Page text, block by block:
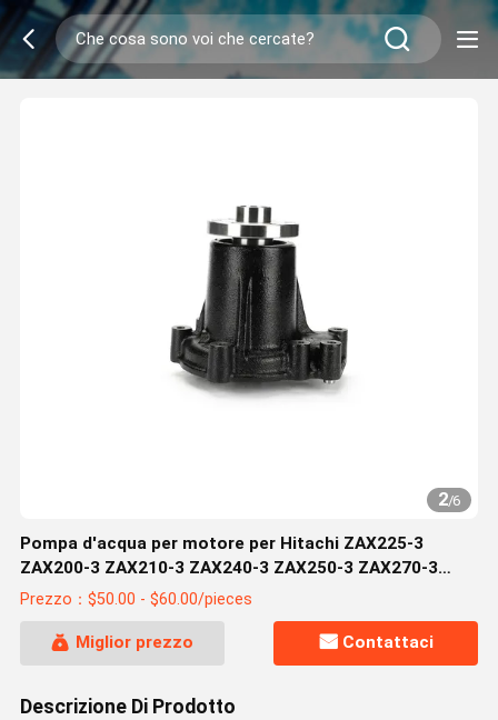
2/6
Pompa d'acqua per motore per Hitachi ZAX225-3
ZAX200-3 ZAX210-3 ZAX240-3 ZAX250-3 ZAX270-3
Isuzu 4HK1
Prezzo：$50.00 - $60.00/pieces
Miglior prezzo Contattaci
Descrizione Di Prodotto